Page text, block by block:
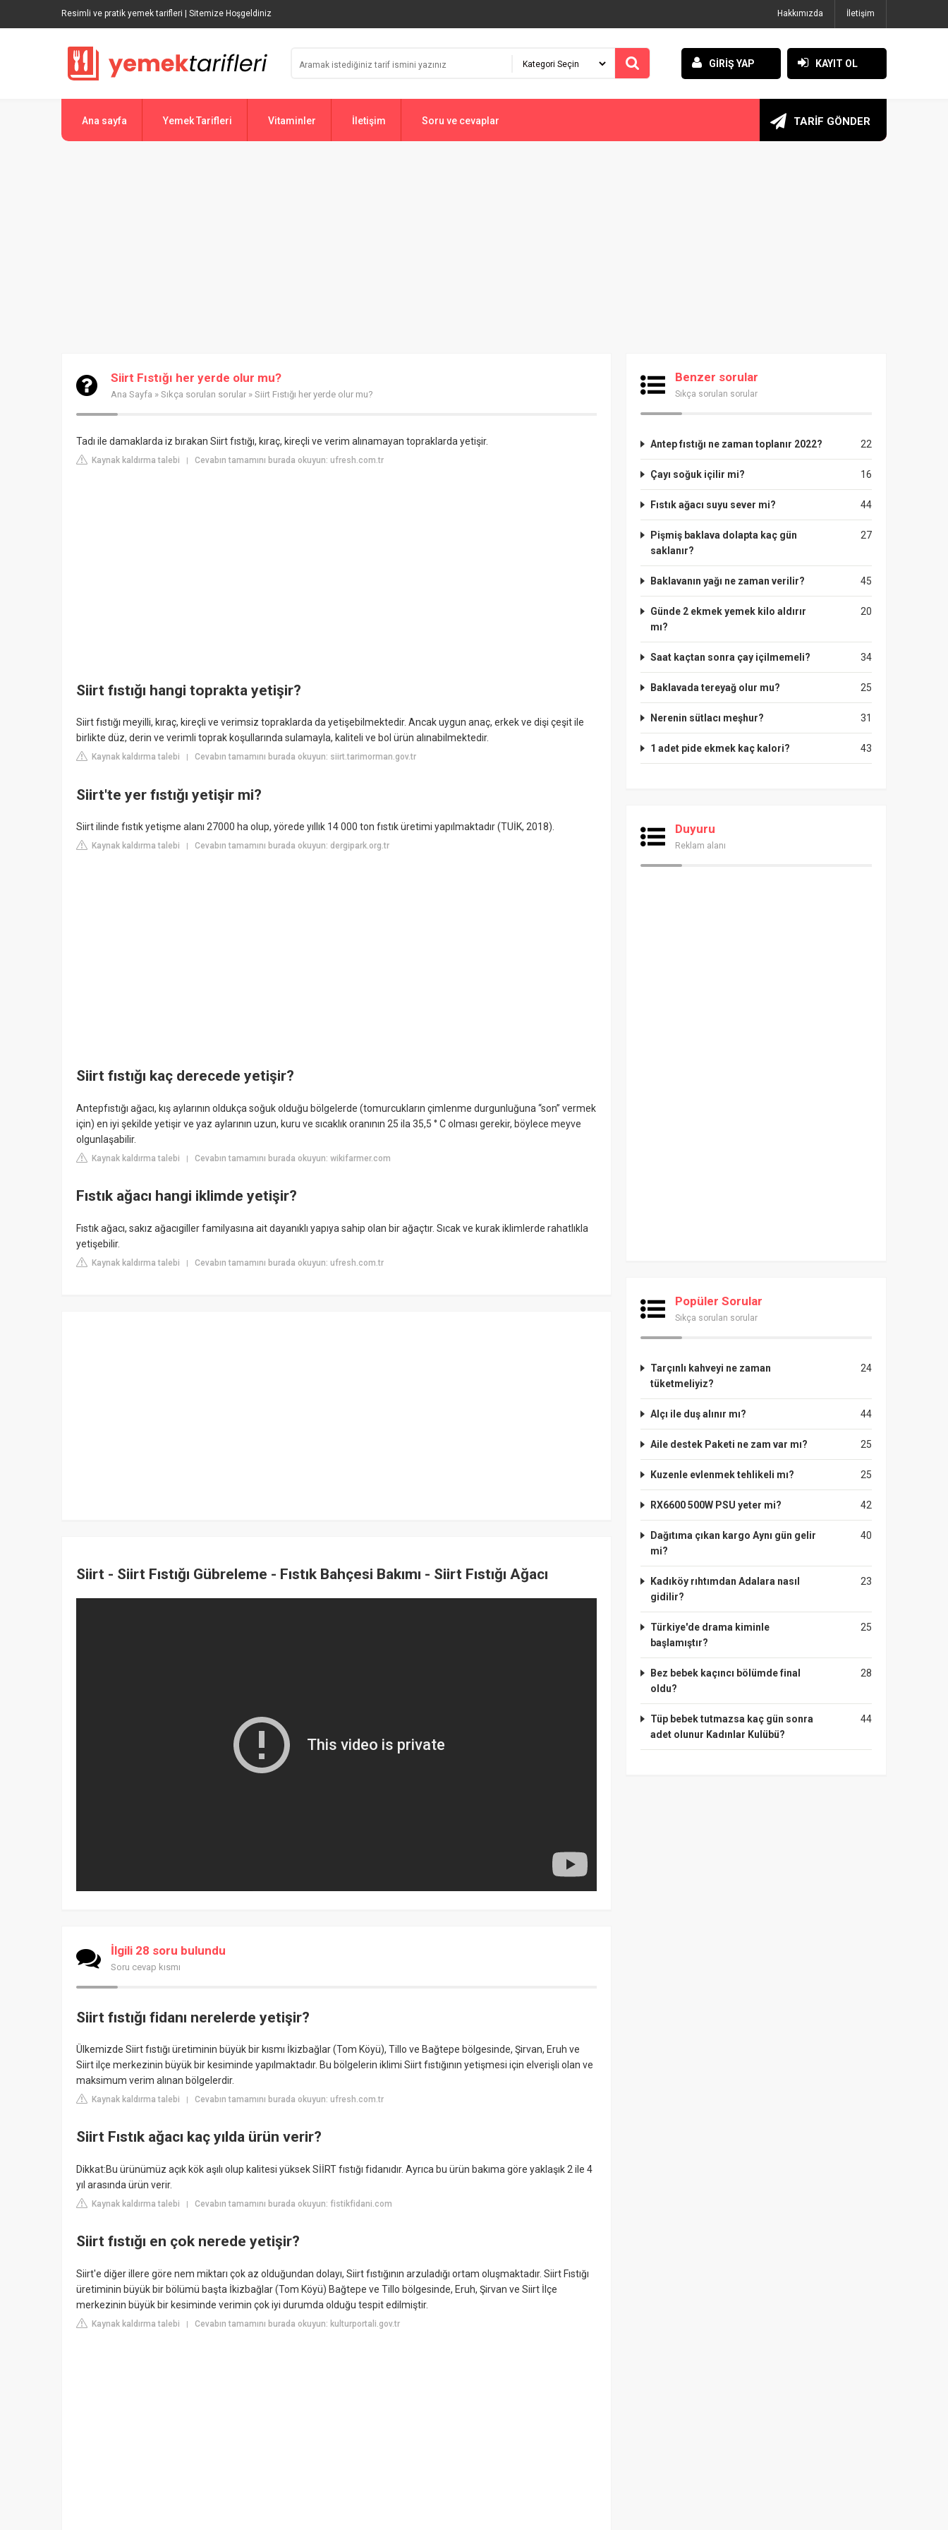
Resimli ve pratik yemek tarifleri | Sitemize Hoşgeldiniz Hakkımızda İletişim
GİRİŞ YAP KAYIT OL
Ana sayfa Yemek Tarifleri Vitaminler İletişim Soru ve cevaplar TARİF GÖNDER
Siirt Fıstığı her yerde olur mu?
Ana Sayfa » Sıkça sorulan sorular » Siirt Fıstığı her yerde olur mu?
Tadı ile damaklarda iz bırakan Siirt fıstığı, kıraç, kireçli ve verim alınamayan topraklarda yetişir.
Kaynak kaldırma talebi | Cevabın tamamını burada okuyun: ufresh.com.tr
Siirt fıstığı hangi toprakta yetişir?
Siirt fıstığı meyilli, kıraç, kireçli ve verimsiz topraklarda da yetişebilmektedir. Ancak uygun anaç, erkek ve dişi çeşit ile
birlikte düz, derin ve verimli toprak koşullarında sulamayla, kaliteli ve bol ürün alınabilmektedir.
Kaynak kaldırma talebi Cevabın tamamını burada okuyun: siirt.tarimorman.gov.tr
Siirt'te yer fıstığı yetişir mi?
Siirt ilinde fıstık yetişme alanı 27000 ha olup, yörede yıllık 14 000 ton fıstık üretimi yapılmaktadır (TUİK, 2018).
Kaynak kaldırma talebi Cevabın tamamını burada okuyun: dergipark.org.tr
Siirt fıstığı kaç derecede yetişir?
Antepfıstığı ağacı, kış aylarının oldukça soğuk olduğu bölgelerde (tomurcukların çimlenme durgunluğuna “son” vermek
için) en iyi şekilde yetişir ve yaz aylarının uzun, kuru ve sıcaklık oranının 25 ila 35,5 ° C olması gerekir, böylece meyve
olgunlaşabilir.
Kaynak kaldırma talebi | Cevabın tamamını burada okuyun: wikifarmer.com
Fıstık ağacı hangi iklimde yetişir?
Fıstık ağacı, sakız ağacıgiller familyasına ait dayanıklı yapıya sahip olan bir ağaçtır. Sıcak ve kurak iklimlerde rahatlıkla
yetişebilir.
Kaynak kaldırma talebi | Cevabın tamamını burada okuyun: ufresh.com.tr
Siirt - Siirt Fıstığı Gübreleme - Fıstık Bahçesi Bakımı - Siirt Fıstığı Ağacı
İlgili 28 soru bulundu
Soru cevap kısmı
Siirt fıstığı fidanı nerelerde yetişir?
Ülkemizde Siirt fıstığı üretiminin büyük bir kısmı İkizbağlar (Tom Köyü), Tillo ve Bağtepe bölgesinde, Şirvan, Eruh ve
Siirt ilçe merkezinin büyük bir kesiminde yapılmaktadır. Bu bölgelerin iklimi Siirt fıstığının yetişmesi için elverişli olan ve
maksimum verim alınan bölgelerdir.
Kaynak kaldırma talebi | Cevabın tamamını burada okuyun: ufresh.com.tr
Siirt Fıstık ağacı kaç yılda ürün verir?
Dikkat:Bu ürünümüz açık kök aşılı olup kalitesi yüksek SİİRT fıstığı fidanıdır. Ayrıca bu ürün bakıma göre yaklaşık 2 ile 4
yıl arasında ürün verir.
Kaynak kaldırma talebi | Cevabın tamamını burada okuyun: fistikfidani.com
Siirt fıstığı en çok nerede yetişir?
Siirt'e diğer illere göre nem miktarı çok az olduğundan dolayı, Siirt fıstığının arzuladığı ortam oluşmaktadır. Siirt Fıstığı
üretiminin büyük bir bölümü başta İkizbağlar (Tom Köyü) Bağtepe ve Tillo bölgesinde, Eruh, Şirvan ve Siirt İlçe
merkezinin büyük bir kesiminde verimin çok iyi durumda olduğu tespit edilmiştir.
Kaynak kaldırma talebi | Cevabın tamamını burada okuyun: kulturportali.gov.tr
Benzer sorular
Sıkça sorulan sorular
22
Antep fıstığı ne zaman toplanır 2022?
16
Çayı soğuk içilir mi?
44
Fıstık ağacı suyu sever mi?
27
Pişmiş baklava dolapta kaç gün
saklanır?
45
Baklavanın yağı ne zaman verilir?
20
Günde 2 ekmek yemek kilo aldırır
mı?
34
Saat kaçtan sonra çay içilmemeli?
25
Baklavada tereyağ olur mu?
31
Nerenin sütlacı meşhur?
43
1 adet pide ekmek kaç kalori?
Duyuru
Reklam alanı
Popüler Sorular
Sıkça sorulan sorular
24
Tarçınlı kahveyi ne zaman
tüketmeliyiz?
44
Alçı ile duş alınır mı?
25
Aile destek Paketi ne zam var mı?
25
Kuzenle evlenmek tehlikeli mı?
42
RX6600 500W PSU yeter mi?
40
Dağıtıma çıkan kargo Aynı gün gelir
mi?
23
Kadıköy rıhtımdan Adalara nasıl
gidilir?
25
Türkiye'de drama kiminle
başlamıştır?
28
Bez bebek kaçıncı bölümde final
oldu?
44
Tüp bebek tutmazsa kaç gün sonra
adet olunur Kadınlar Kulübü?